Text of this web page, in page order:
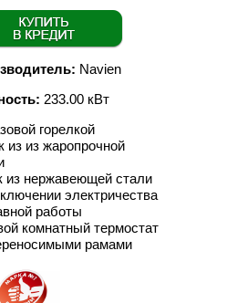
Navien
233.00 кВт
горелкой
из из жаропрочной
из нержавеющей стали
электричества
работы
комнатный термостат
рамами